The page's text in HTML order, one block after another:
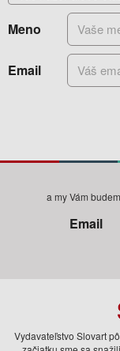
Meno
Email
a my Vám
Email
Vydavateľstvo Slovart